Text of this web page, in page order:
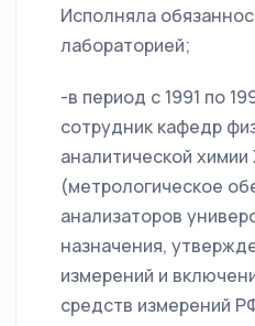
Исполняла
лабораторией;
-в период с 1991 по
сотрудник кафедр
аналитической
(метрологическое
анализаторов
назначения,
измерений и
средств измерений